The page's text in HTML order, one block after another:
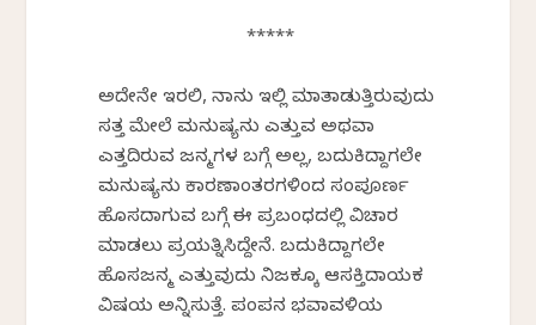
*****
ಅದೇನೇ ಇರಲಿ, ನಾನು ಇಲ್ಲಿ ಮಾತಾಡುತ್ತಿರುವುದು
ಸತ್ತ ಮೇಲೆ ಮನುಷ್ಯನು ಎತ್ತುವ ಅಥವಾ
ಎತ್ತದಿರುವ ಜನ್ಮಗಳ ಬಗ್ಗೆ ಅಲ್ಲ, ಬದುಕಿದ್ದಾಗಲೇ
ಮನುಷ್ಯನು ಕಾರಣಾಂತರಗಳಿಂದ ಸಂಪೂರ್ಣ
ಹೊಸದಾಗುವ ಬಗ್ಗೆ ಈ ಪ್ರಬಂಧದಲ್ಲಿ ವಿಚಾರ
ಮಾಡಲು ಪ್ರಯತ್ನಿಸಿದ್ದೇನೆ. ಬದುಕಿದ್ದಾಗಲೇ
ಹೊಸಜನ್ಮ ಎತ್ತುವುದು ನಿಜಕ್ಕೂ ಆಸಕ್ತಿದಾಯಕ
ವಿಷಯ ಅನ್ನಿಸುತ್ತೆ. ಪಂಪನ ಭವಾವಳಿಯ